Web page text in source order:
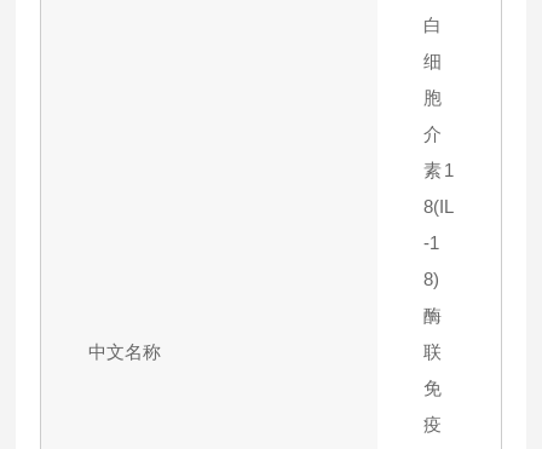
中文名称
白
细
胞
介
素1
8(IL
-1
8)
酶
联
免
疫